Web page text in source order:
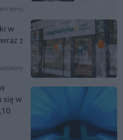
temu
w
z
się w